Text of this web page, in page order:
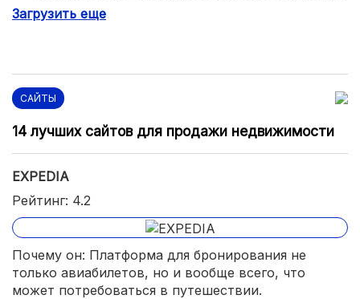
может быть выше, чем у перевозчика.
Загрузить еще
САЙТЫ
14 лучших сайтов для продажи недвижимости
EXPEDIA
Рейтинг: 4.2
Почему он: Платформа для бронирования не
только авиабилетов, но и вообще всего, что
может потребоваться в путешествии.